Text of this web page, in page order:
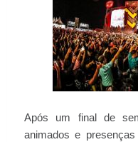
Após um final de
animados e